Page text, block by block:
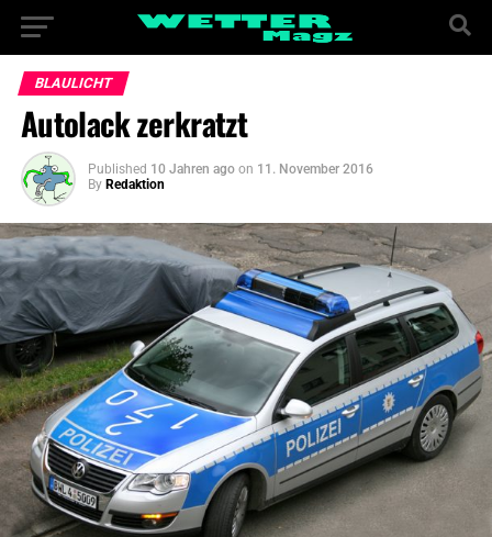
BLAULICHT
Autolack zerkratzt
Published 10 Jahren ago on 11. November 2016
By Redaktion